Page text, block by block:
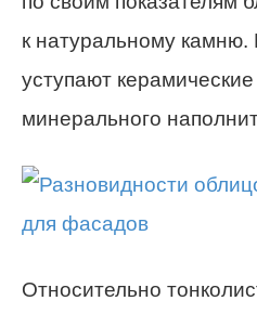
к натуральному камню.
уступают
минерального
Относительно